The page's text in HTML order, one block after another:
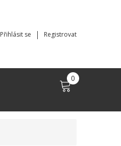
Přihlásit se Registrovat
0